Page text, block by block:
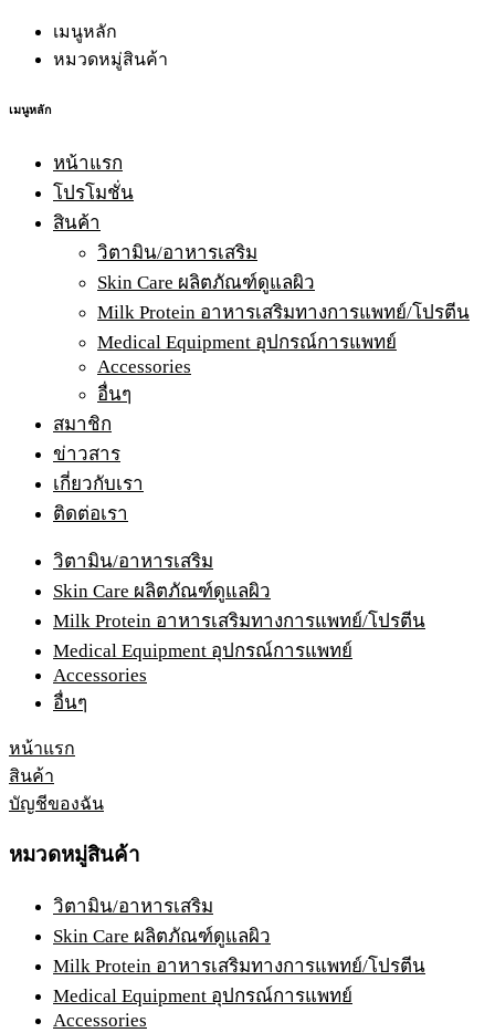
เมนูหลัก
หมวดหมู่สินค้า
เมนูหลัก
หน้าแรก
โปรโมชั่น
สินค้า
วิตามิน/อาหารเสริม
Skin Care ผลิตภัณฑ์ดูแลผิว
Milk Protein อาหารเสริมทางการแพทย์/โปรตีน
Medical Equipment อุปกรณ์การแพทย์
Accessories
อื่นๆ
สมาชิก
ข่าวสาร
เกี่ยวกับเรา
ติดต่อเรา
วิตามิน/อาหารเสริม
Skin Care ผลิตภัณฑ์ดูแลผิว
Milk Protein อาหารเสริมทางการแพทย์/โปรตีน
Medical Equipment อุปกรณ์การแพทย์
Accessories
อื่นๆ
หน้าแรก
สินค้า
บัญชีของฉัน
หมวดหมู่สินค้า
วิตามิน/อาหารเสริม
Skin Care ผลิตภัณฑ์ดูแลผิว
Milk Protein อาหารเสริมทางการแพทย์/โปรตีน
Medical Equipment อุปกรณ์การแพทย์
Accessories